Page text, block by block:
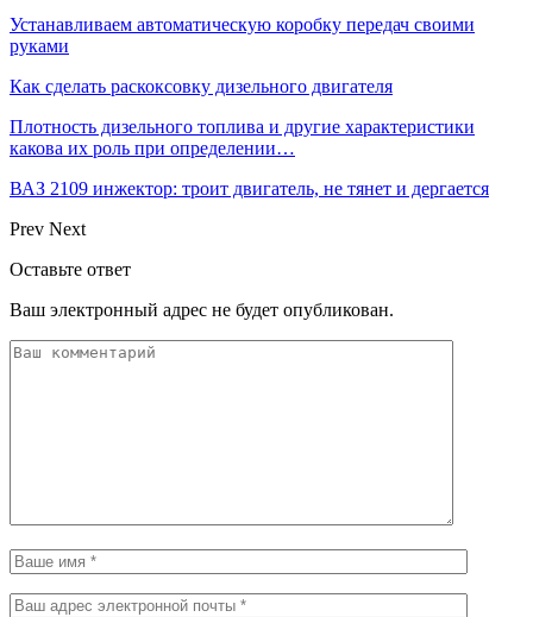
Устанавливаем автоматическую коробку передач своими
руками
Как сделать раскоксовку дизельного двигателя
Плотность дизельного топлива и другие характеристики
какова их роль при определении…
ВАЗ 2109 инжектор: троит двигатель, не тянет и дергается
Prev Next
Оставьте ответ
Ваш электронный адрес не будет опубликован.